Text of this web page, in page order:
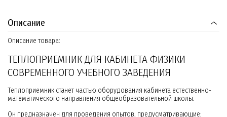
Описание
Описание товара:
ТЕПЛОПРИЕМНИК ДЛЯ КАБИНЕТА ФИЗИКИ
СОВРЕМЕННОГО УЧЕБНОГО ЗАВЕДЕНИЯ
Теплоприемник станет частью оборудования кабинета естественно-
математического направления общеобразовательной школы.
Он предназначен для проведения опытов, предусматривающие: